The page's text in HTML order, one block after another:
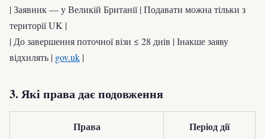
| Заявник — у Великій Британії | Подавати можна тільки з
території UK |
| До завершення поточної візи ≤ 28 днів | Інакше заяву
відхилять | gov.uk |
3. Які права дає подовження
Права Період дії